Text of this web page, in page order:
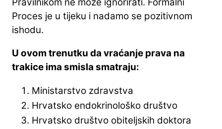
Proces je u tijeku i nadamo se pozitivnom
ishodu.
U ovom trenutku da vraćanje prava na
trakice ima smisla smatraju:
Ministarstvo zdravstva
Hrvatsko endokrinološko društvo
Hrvatsko društvo obiteljskih doktora